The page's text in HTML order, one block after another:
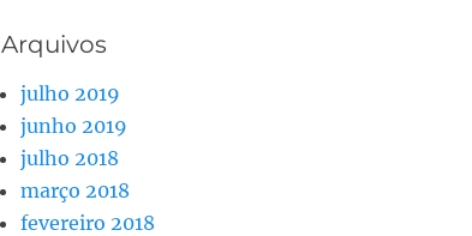
Arquivos
julho 2019
junho 2019
julho 2018
março 2018
fevereiro 2018